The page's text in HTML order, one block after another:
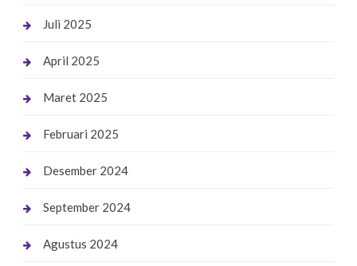
Juli 2025
April 2025
Maret 2025
Februari 2025
Desember 2024
September 2024
Agustus 2024